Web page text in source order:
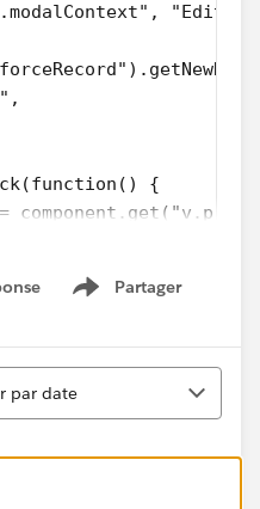
"Edit");
{
=
|| (rec === null)) {
event,
Partager
Show menu
par date